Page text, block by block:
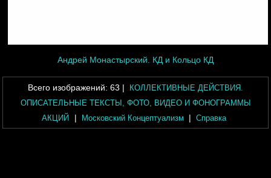
Андрей Монастырский. КД и Кольцо КД
Всего изображений: 63 |
КОЛЛЕКТИВНЫЕ ДЕЙСТВИЯ.
ОПИСАТЕЛЬНЫЕ ТЕКСТЫ, ФОТО, ВИДЕО И ФОНОГРАММЫ
АКЦИЙ
| Московский Концептуализм | Справка